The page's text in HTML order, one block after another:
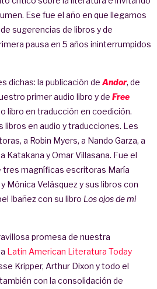
Ese fue el año en que llegamos
sugerencias de libros y de
pausa en 5 años ininterrumpidos
dichas: la publicación de Andor, de
primer audio libro y de Free
libro en traducción en coedición.
en audio y traducciones. Les
a Robin Myers, a Nando Garza, a
Katakana y Omar Villasana. Fue el
tres magníficas escritoras María
Mónica Velásquez y sus libros con
Ibañez con su libro Los ojos de mi
promesa de nuestra
Latin American Literatura Today
Kripper, Arthur Dixon y todo el
con la consolidación de